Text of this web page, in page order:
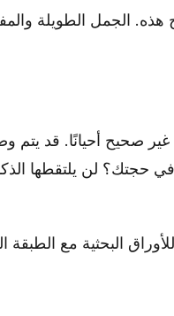
هذه. الجمل الطويلة
صحيح أحيانًا. قد يتم
حجتك؟ لن يلتقطها
البحثية مع الطبقة